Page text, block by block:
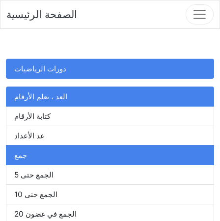
الصفحة الرئيسية
دورات الرياضيات
العد ، تعلم الأرقام
كتابة الأرقام
عد الأعداد
جمع
الجمع حتى 5
الجمع حتى 10
الجمع في غضون 20